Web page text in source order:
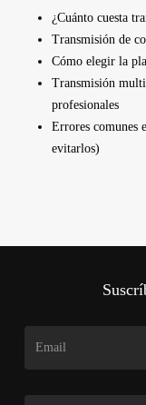
¿Cuánto cuesta
Transmisión de
Cómo elegir la
Transmisión
profesionales
Errores comunes
evitarlos)